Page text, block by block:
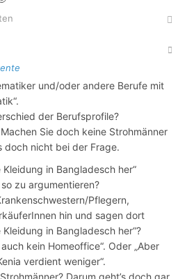
und/oder andere Berufe mit
der Berufsprofile?
Sie doch keine Strohmänner
nicht bei der Frage.
Kleidung in Bangladesch her“
zu argumentieren?
Pflegern,
hin und sagen dort
in Bangladesch her“?
kein Homeoffice“. Oder „Aber
verdient weniger“.